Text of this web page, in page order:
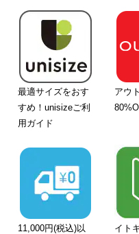
最適サイズをおす
すめ！unisizeご利
用ガイド
アウ
11,000円(税込)以
イト